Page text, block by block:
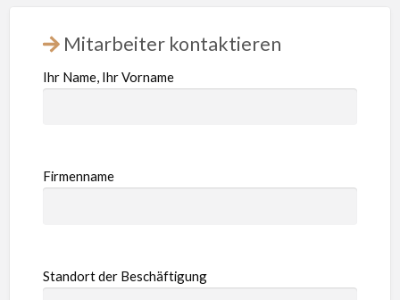
Mitarbeiter kontaktieren
Ihr Name, Ihr Vorname
Firmenname
Standort der Beschäftigung